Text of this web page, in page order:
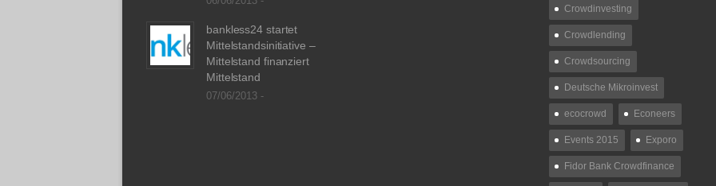
bankless24 startet
Mittelstandsinitiative –
Mittelstand finanziert
Mittelstand
07/06/2013 -
Crowdinvesting
Crowdlending
Crowdsourcing
Deutsche Mikroinvest
ecocrowd Econeers
Events 2015 Exporo
Fidor Bank Crowdfinance